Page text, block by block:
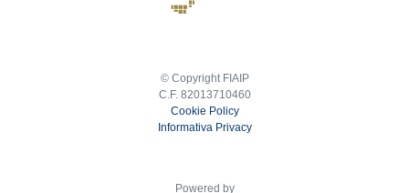
© Copyright FIAIP
C.F. 82013710460
Cookie Policy
Informativa Privacy
Powered by